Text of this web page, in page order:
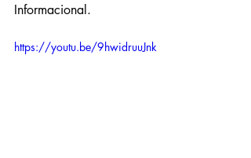
Informacional.
https://youtu.be/9hwidruuJnk